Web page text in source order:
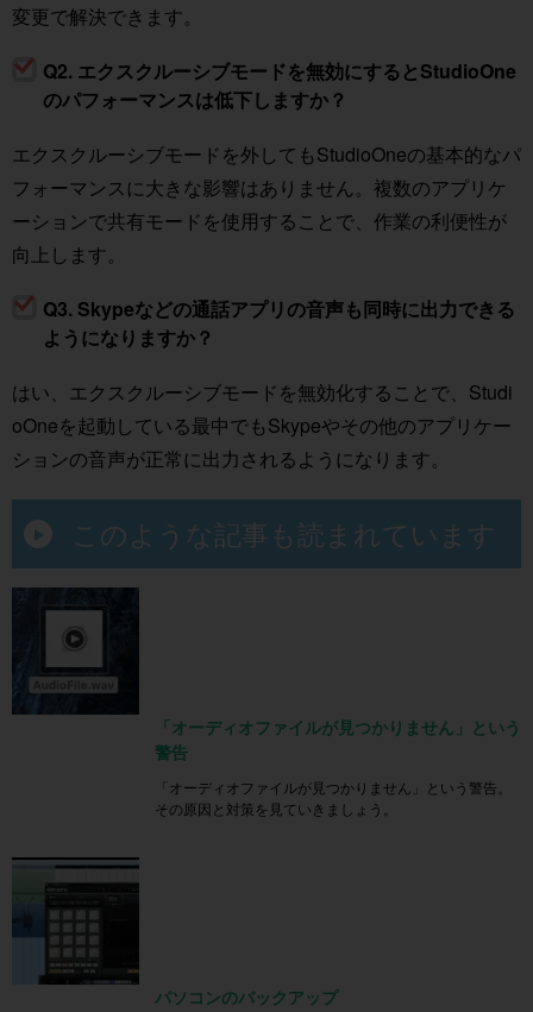
変更で解決できます。
Q2. エクスクルーシブモードを無効にするとStudioOne
のパフォーマンスは低下しますか？
エクスクルーシブモードを外してもStudioOneの基本的なパ
フォーマンスに大きな影響はありません。複数のアプリケ
ーションで共有モードを使用することで、作業の利便性が
向上します。
Q3. Skypeなどの通話アプリの音声も同時に出力できる
ようになりますか？
はい、エクスクルーシブモードを無効化することで、Studi
oOneを起動している最中でもSkypeやその他のアプリケー
ションの音声が正常に出力されるようになります。
このような記事も読まれています
「オーディオファイルが見つかりません」という
警告
「オーディオファイルが見つかりません」という警告。
その原因と対策を見ていきましょう。
パソコンのバックアップ